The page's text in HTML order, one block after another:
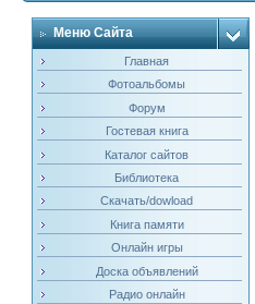
Меню Сайта
Главная
Фотоальбомы
Форум
Гостевая книга
Каталог сайтов
Библиотека
Скачать/dowload
Книга памяти
Онлайн игры
Доска объявлений
Радио онлайн